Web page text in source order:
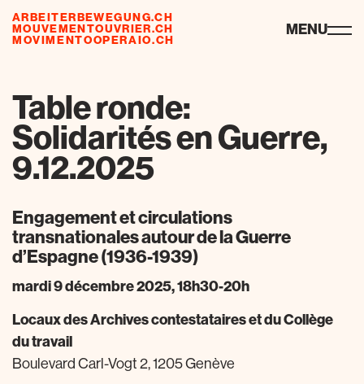
ARBEITERBEWEGUNG.CH
MOUVEMENTOUVRIER.CH
MOVIMENTOOPERAIO.CH
ressources MENU
Table ronde:
Solidarités en Guerre,
9.12.2025
Engagement et circulations
transnationales autour de la Guerre
d’Espagne (1936-1939)
mardi 9 décembre 2025, 18h30-20h
Locaux des Archives contestataires et du Collège
du travail
Boulevard Carl-Vogt 2, 1205 Genève